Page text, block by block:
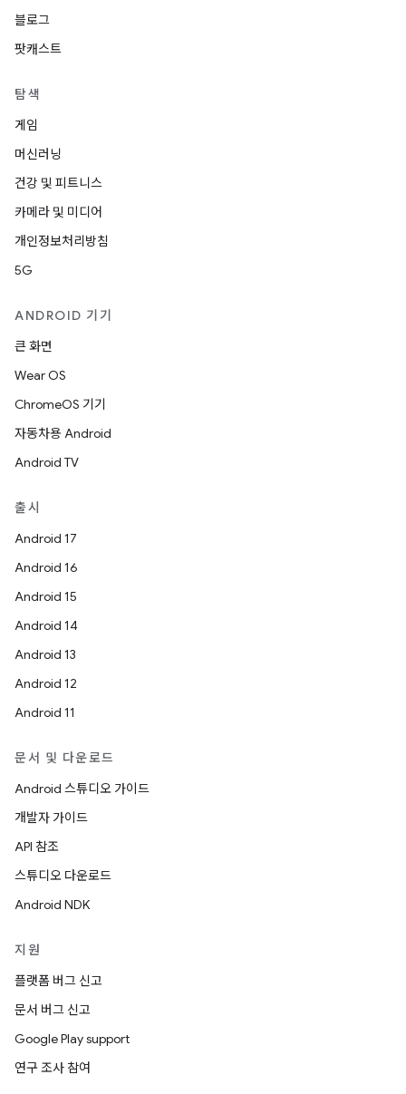
블로그
팟캐스트
탐색
게임
머신러닝
건강 및 피트니스
카메라 및 미디어
개인정보처리방침
5G
ANDROID 기기
큰 화면
Wear OS
ChromeOS 기기
자동차용 Android
Android TV
출시
Android 17
Android 16
Android 15
Android 14
Android 13
Android 12
Android 11
문서 및 다운로드
Android 스튜디오 가이드
개발자 가이드
API 참조
스튜디오 다운로드
Android NDK
지원
플랫폼 버그 신고
문서 버그 신고
Google Play support
연구 조사 참여